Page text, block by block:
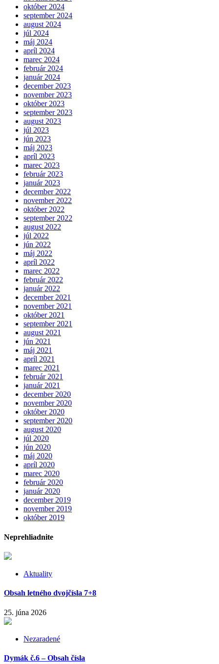
október 2024
september 2024
august 2024
júl 2024
máj 2024
apríl 2024
marec 2024
február 2024
január 2024
december 2023
november 2023
október 2023
september 2023
august 2023
júl 2023
jún 2023
máj 2023
apríl 2023
marec 2023
február 2023
január 2023
december 2022
november 2022
október 2022
september 2022
august 2022
júl 2022
jún 2022
máj 2022
apríl 2022
marec 2022
február 2022
január 2022
december 2021
november 2021
október 2021
september 2021
august 2021
jún 2021
máj 2021
apríl 2021
marec 2021
február 2021
január 2021
december 2020
november 2020
október 2020
september 2020
august 2020
júl 2020
jún 2020
máj 2020
apríl 2020
marec 2020
február 2020
január 2020
december 2019
november 2019
október 2019
Neprehliadnite
Aktuality
Obsah letného dvojčísla 7+8
25. júna 2026
Nezaradené
Dymák č.6 – Obsah čísla